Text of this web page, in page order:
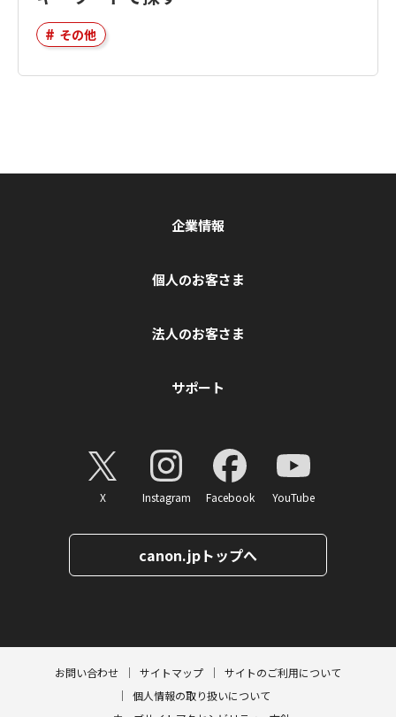
その他
企業情報
個人のお客さま
法人のお客さま
サポート
X Instagram Facebook YouTube
canon.jpトップへ
お問い合わせ サイトマップ
サイトのご利用について
個人情報の取り扱いについて